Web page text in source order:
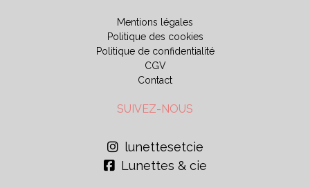
Mentions légales
Politique des cookies
Politique de confidentialité
CGV
Contact
SUIVEZ-NOUS
lunettesetcie
Lunettes & cie